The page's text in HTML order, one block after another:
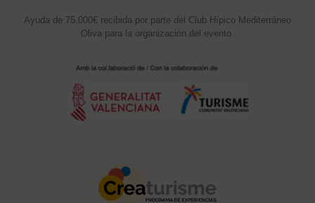
Ayuda de 75.000€ recibida por parte del Club Hípico Mediterráneo
Oliva para la organización del evento.